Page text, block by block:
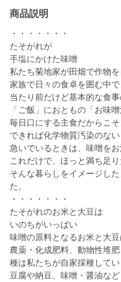
商品説明
・・・・・・・
たそがれが
手塩にかけた味噌
私たち菊地家が田畑で作物
家族で日々の食卓を囲む中で
当たり前だけど基本的な食
「ご飯」におともの「お味噌
毎日口にする主食だからこそ
できれば化学物質汚染のな
急いでいるときは、味噌をお
これだけで、ほっと満ち足
そんな暮らしをイメージし
た。
・・・・・・・
たそがれのお米と大豆は
いのちがいっぱい
味噌の原料となるお米と大豆
農薬・化成肥料、動物性堆
種は私たちが自家採種してい
豆腐や納豆、味噌・醤油など